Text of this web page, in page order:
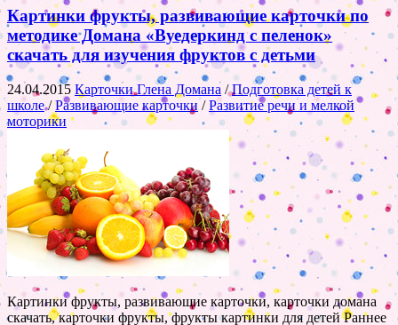
Картинки фрукты, развивающие карточки по
методике Домана «Вуедеркинд с пеленок»
скачать для изучения фруктов с детьми
24.04.2015 Карточки Глена Домана /Подготовка детей к
школе/Развивающие карточки /Развитие речи и мелкой
моторики
Картинки фрукты, развивающие карточки, карточки домана
скачать, карточки фрукты, фрукты картинки для детей Раннее